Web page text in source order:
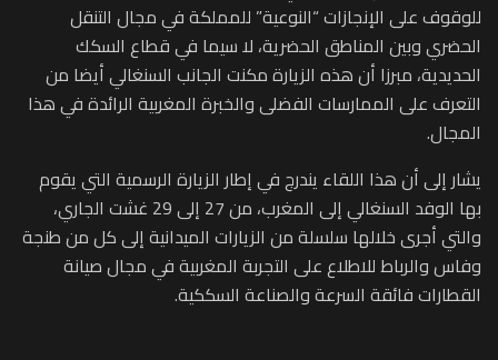
للوقوف على الإنجازات “النوعية” للمملكة في مجال التنقل
الحضري وبين المناطق الحضرية، لا سيما في قطاع السكك
الحديدية، مبرزا أن هذه الزيارة مكنت الجانب السنغالي أيضا من
التعرف على الممارسات الفضلى والخبرة المغربية الرائدة في هذا
المجال.
يشار إلى أن هذا اللقاء يندرج في إطار الزيارة الرسمية التي يقوم
بها الوفد السنغالي إلى المغرب، من 27 إلى 29 غشت الجاري،
والتي أجرى خلالها سلسلة من الزيارات الميدانية إلى كل من طنجة
وفاس والرباط للاطلاع على التجربة المغربية في مجال صيانة
القطارات فائقة السرعة والصناعة السككية.